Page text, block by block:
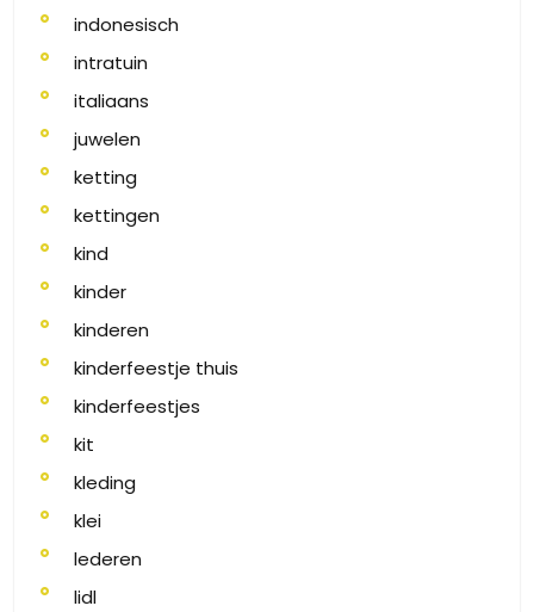
indonesisch
intratuin
italiaans
juwelen
ketting
kettingen
kind
kinder
kinderen
kinderfeestje thuis
kinderfeestjes
kit
kleding
klei
lederen
lidl